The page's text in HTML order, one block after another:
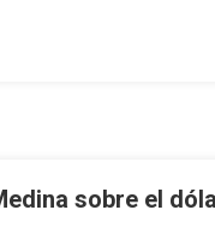
sobre el